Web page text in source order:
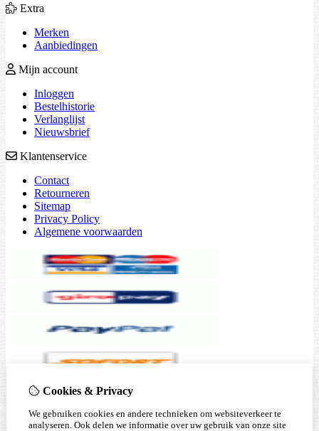
Extra
Merken
Aanbiedingen
Mijn account
Inloggen
Bestelhistorie
Verlanglijst
Nieuwsbrief
Klantenservice
Contact
Retourneren
Sitemap
Privacy Policy
Algemene voorwaarden
Cookies & Privacy
We gebruiken cookies en andere technieken om websiteverkeer te
analyseren. Ook delen we informatie over uw gebruik van onze site